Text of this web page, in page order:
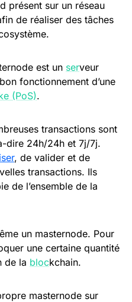
présent sur un réseau
de réaliser des tâches
est un serveur
fonctionnement d’une
(PoS).
transactions sont
dire 24h/24h et 7j/7j.
, de valider et de
transactions. Ils
de l’ensemble de la
un masternode. Pour
une certaine quantité
de la blockchain.
masternode sur